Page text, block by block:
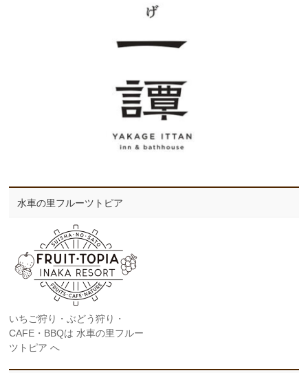
水車の里フルーツトピア
いちご狩り・ぶどう狩り・
CAFE・BBQは 水車の里フルー
ツトピア へ